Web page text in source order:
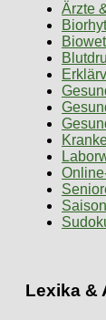
Ärzte
Lexika &